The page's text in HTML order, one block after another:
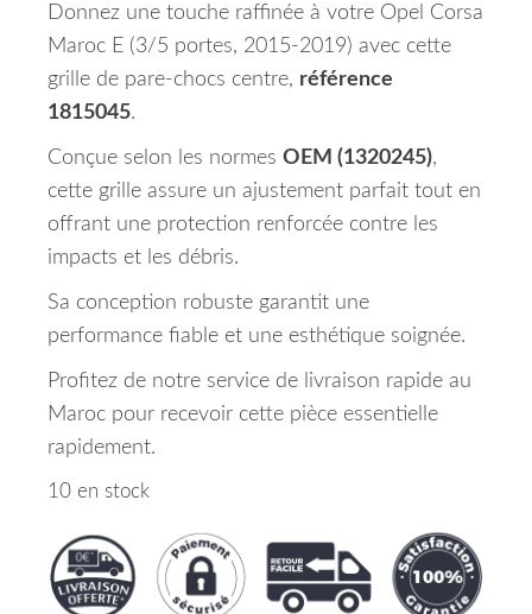
Donnez une touche raffinée à votre Opel Corsa
Maroc E (3/5 portes, 2015-2019) avec cette
grille de pare-chocs centre, référence
1815045.
Conçue selon les normes OEM (1320245),
cette grille assure un ajustement parfait tout en
offrant une protection renforcée contre les
impacts et les débris.
Sa conception robuste garantit une
performance fiable et une esthétique soignée.
Profitez de notre service de livraison rapide au
Maroc pour recevoir cette pièce essentielle
rapidement.
10 en stock